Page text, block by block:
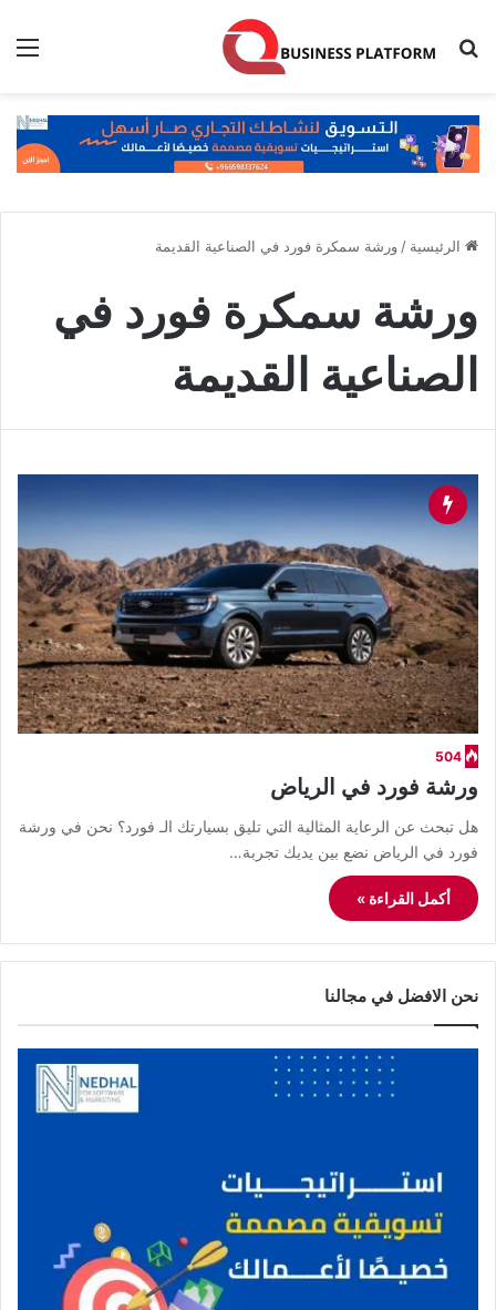
بحث عن
الرئيسية / ورشة سمكرة فورد في الصناعية القديمة
ورشة سمكرة فورد في
الصناعية القديمة
504
ورشة فورد في الرياض
​هل تبحث عن الرعاية المثالية التي تليق بسيارتك الـ فورد؟ نحن في ورشة
فورد في الرياض نضع بين يديك تجربة…
أكمل القراءة »
نحن الافضل في مجالنا